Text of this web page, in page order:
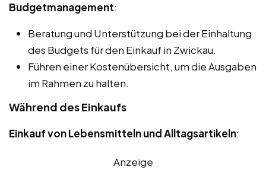
Budgetmanagement:
Beratung und Unterstützung bei der Einhaltung
des Budgets für den Einkauf in Zwickau.
Führen einer Kostenübersicht, um die Ausgaben
im Rahmen zu halten.
Während des Einkaufs
Einkauf von Lebensmitteln und Alltagsartikeln:
Anzeige